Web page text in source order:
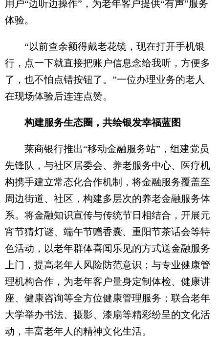
用户“边听边操作”，为老年客户提供“有声”服务
体验。
“以前查余额得戴老花镜，现在打开手机银
行，点一下就直接把账户信息念给我听，方便多
了，也不怕点错按钮了。”一位办理业务的老人
在现场体验后连连点赞。
构建服务生态圈，共绘银发幸福蓝图​
莱商银行推出“移动金融服务站”，组建党员
先锋队，与社区居委会、养老服务中心、医疗机
构携手建立常态化合作机制，将金融服务覆盖至
周边街道、社区，构建多层次的养老金融服务体
系。将金融知识宣传与传统节日相结合，开展元
宵节猜灯谜、端午节赠香囊、重阳节茶话会等特
色活动，以老年群体喜闻乐见的方式送金融服务
上门，提高老年人风险防范意识；与专业健康管
理机构合作，为老年客户量身定制体检、健康讲
座、健康咨询等全方位健康管理服务；联合老年
大学举办书法、摄影、漆扇等精彩纷呈的文化活
动，丰富老年人的精神文化生活。